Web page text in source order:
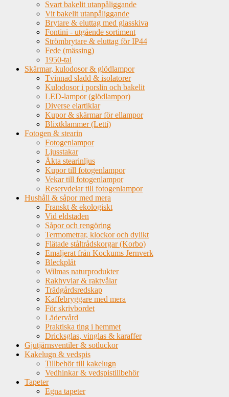
Svart bakelit utanpåliggande
Vit bakelit utanpåliggande
Brytare & eluttag med glasskiva
Fontini - utgående sortiment
Strömbrytare & eluttag för IP44
Fede (mässing)
1950-tal
Skärmar, kulodosor & glödlampor
Tvinnad sladd & isolatorer
Kulodosor i porslin och bakelit
LED-lampor (glödlampor)
Diverse elartiklar
Kupor & skärmar för ellampor
Blixtklammer (Letti)
Fotogen & stearin
Fotogenlampor
Ljusstakar
Äkta stearinljus
Kupor till fotogenlampor
Vekar till fotogenlampor
Reservdelar till fotogenlampor
Hushåll & såpor med mera
Franskt & ekologiskt
Vid eldstaden
Såpor och rengöring
Termometrar, klockor och dylikt
Flätade ståltrådskorgar (Korbo)
Emaljerat från Kockums Jernverk
Bleckplåt
Wilmas naturprodukter
Rakhyvlar & raktvålar
Trädgårdsredskap
Kaffebryggare med mera
För skrivbordet
Lädervård
Praktiska ting i hemmet
Dricksglas, vinglas & karaffer
Gjutjärnsventiler & sotluckor
Kakelugn & vedspis
Tillbehör till kakelugn
Vedhinkar & vedspistillbehör
Tapeter
Egna tapeter